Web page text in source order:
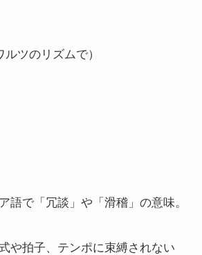
ツのリズムで）
語で「冗談」や「滑稽」の意味。
や拍子、テンポに束縛されない